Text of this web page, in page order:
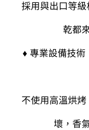
採用與出口等
乾都
♦ 專業設備技術
不使用高溫烘
壞，香